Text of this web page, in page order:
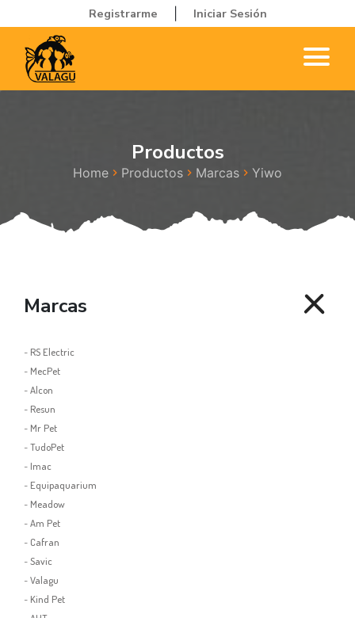
Registrarme Iniciar Sesión
Productos
Home Productos Marcas Yiwo
Marcas
- RS Electric
- MecPet
-Alcon
- Resun
- Mr Pet
-TudoPet
- Imac
- Equipaquarium
- Meadow
-Am Pet
- Cafran
-Savic
-Valagu
- Kind Pet